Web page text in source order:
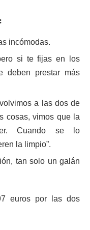
incómodas.
si te fijas en los
deben prestar más
a las dos de
cosas, vimos que la
Cuando se lo
la limpio”.
tan solo un galán
euros por las dos